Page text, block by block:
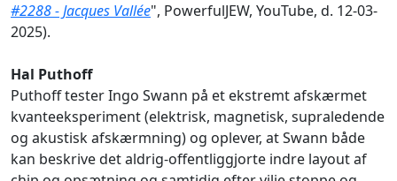
#2288 - Jacques Vallée", PowerfulJEW, YouTube, d. 12-03-
2025).
Hal Puthoff
Puthoff tester Ingo Swann på et ekstremt afskærmet
kvanteeksperiment (elektrisk, magnetisk, supraledende
og akustisk afskærmning) og oplever, at Swann både
kan beskrive det aldrig‑offentliggjorte indre layout af